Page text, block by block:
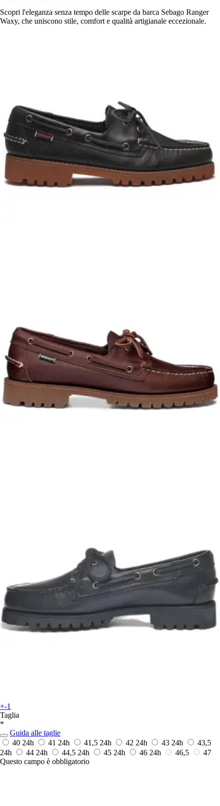
Scopri l'eleganza senza tempo delle scarpe da barca Sebago Ranger
Waxy, che uniscono stile, comfort e qualità artigianale eccezionale.
+-1
Taglia
*
Guida alle taglie
40 24h 41 24h 41,5 24h 42 24h 43 24h
43,5
24h
44 24h 44,5 24h 45 24h 46 24h 46,5
47
Questo campo è obbligatorio